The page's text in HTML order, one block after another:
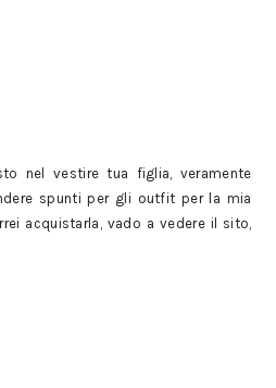
nel vestire tua figlia, veramente
spunti per gli outfit per la mia
acquistarla, vado a vedere il sito,